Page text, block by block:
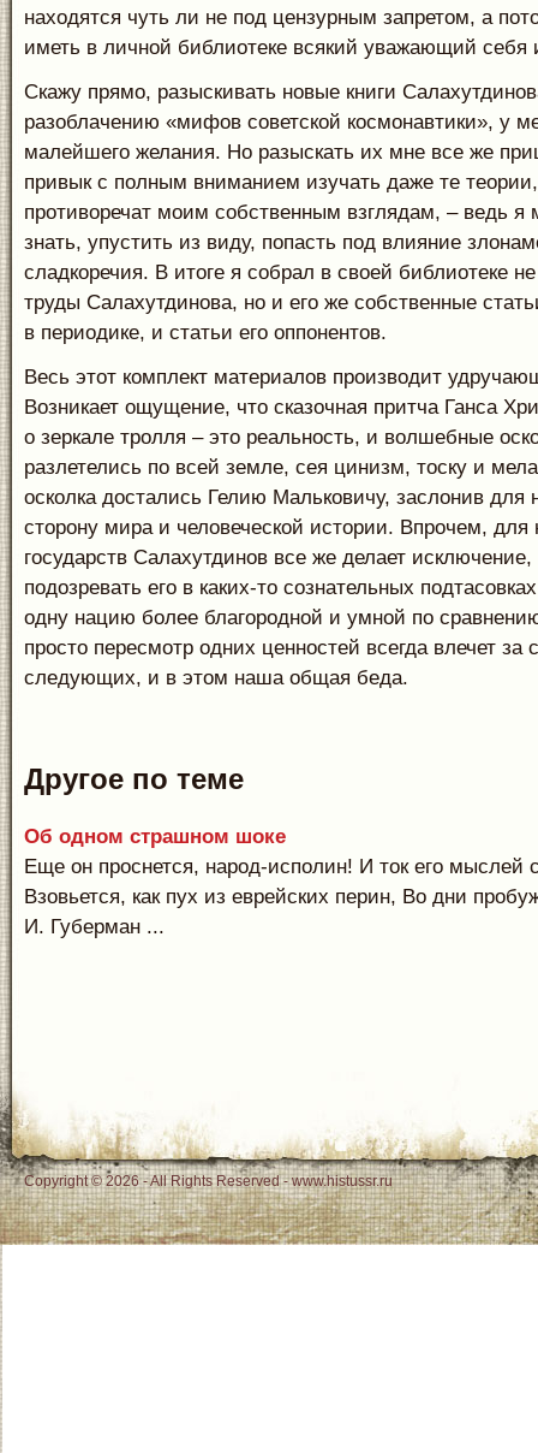
находятся чуть ли не под цензурным запретом, а
иметь в личной библиотеке всякий уважающий себя
Скажу прямо, разыскивать новые книги
разоблачению «мифов советской космонавтики», у
малейшего желания. Но разыскать их мне все же
привык с полным вниманием изучать даже те
противоречат моим собственным взглядам, – ведь я
знать, упустить из виду, попасть под влияние
сладкоречия. В итоге я собрал в своей библиотеке
труды Салахутдинова, но и его же собственные
в периодике, и статьи его оппонентов.
Весь этот комплект материалов производит
Возникает ощущение, что сказочная притча Ганса
о зеркале тролля – это реальность, и волшебные
разлетелись по всей земле, сея цинизм, тоску и
осколка достались Гелию Мальковичу, заслонив для
сторону мира и человеческой истории. Впрочем, для
государств Салахутдинов все же делает
подозревать его в каких-то сознательных
одну нацию более благородной и умной по
просто пересмотр одних ценностей всегда влечет за
следующих, и в этом наша общая беда.
Другое по теме
Об одном страшном шоке
Еще он проснется, народ-исполин! И ток его мыслей
Взовьется, как пух из еврейских перин, Во дни
И. Губерман ...
Copyright © 2026 - All Rights Reserved - www.histussr.ru